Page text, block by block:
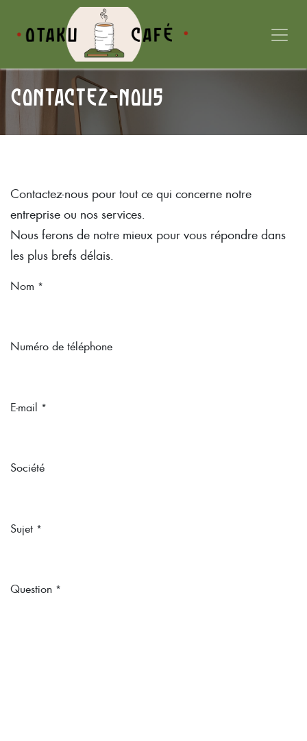
Se rendre au contenu
Contactez-nous
Contactez-nous pour tout ce qui concerne notre
entreprise ou nos services.
Nous ferons de notre mieux pour vous répondre dans
les plus brefs délais.
Nom *
Numéro de téléphone
E-mail *
Société
Sujet *
Question *